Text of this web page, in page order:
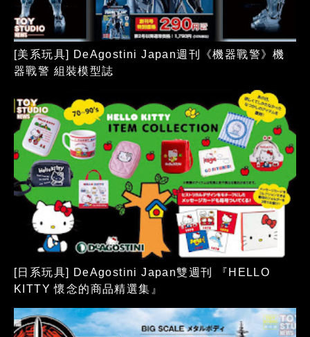
[美系玩具] DeAgostini Japan週刊《機器戰警》機
器戰警 組裝模型誌
[日系玩具] DeAgostini Japan雙週刊 『HELLO
KITTY 懷念的商品精選集』